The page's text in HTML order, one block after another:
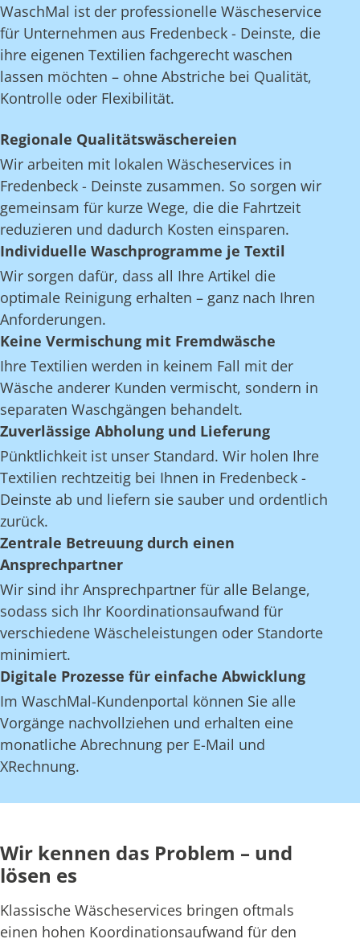
WaschMal ist der professionelle Wäscheservice
für Unternehmen aus Fredenbeck - Deinste, die
ihre eigenen Textilien fachgerecht waschen
lassen möchten – ohne Abstriche bei Qualität,
Kontrolle oder Flexibilität.
Regionale Qualitätswäschereien
Wir arbeiten mit lokalen Wäscheservices in
Fredenbeck - Deinste zusammen. So sorgen wir
gemeinsam für kurze Wege, die die Fahrtzeit
reduzieren und dadurch Kosten einsparen.
Individuelle Waschprogramme je Textil
Wir sorgen dafür, dass all Ihre Artikel die
optimale Reinigung erhalten – ganz nach Ihren
Anforderungen.
Keine Vermischung mit Fremdwäsche
Ihre Textilien werden in keinem Fall mit der
Wäsche anderer Kunden vermischt, sondern in
separaten Waschgängen behandelt.
Zuverlässige Abholung und Lieferung
Pünktlichkeit ist unser Standard. Wir holen Ihre
Textilien rechtzeitig bei Ihnen in Fredenbeck -
Deinste ab und liefern sie sauber und ordentlich
zurück.
Zentrale Betreuung durch einen
Ansprechpartner
Wir sind ihr Ansprechpartner für alle Belange,
sodass sich Ihr Koordinationsaufwand für
verschiedene Wäscheleistungen oder Standorte
minimiert.
Digitale Prozesse für einfache Abwicklung
Im WaschMal-Kundenportal können Sie alle
Vorgänge nachvollziehen und erhalten eine
monatliche Abrechnung per E-Mail und
XRechnung.
Wir kennen das Problem – und
lösen es
Klassische Wäscheservices bringen oftmals
einen hohen Koordinationsaufwand für den